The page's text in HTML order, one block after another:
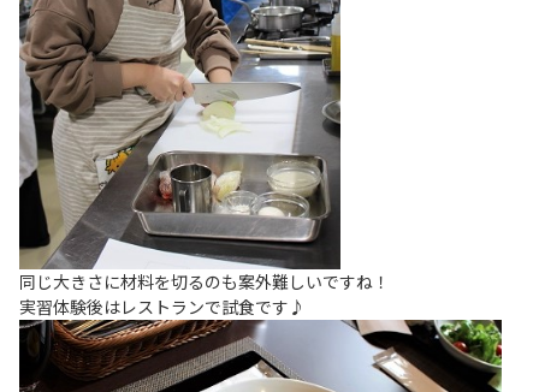
同じ大きさに材料を切るのも案外難しいですね！
実習体験後はレストランで試食です♪